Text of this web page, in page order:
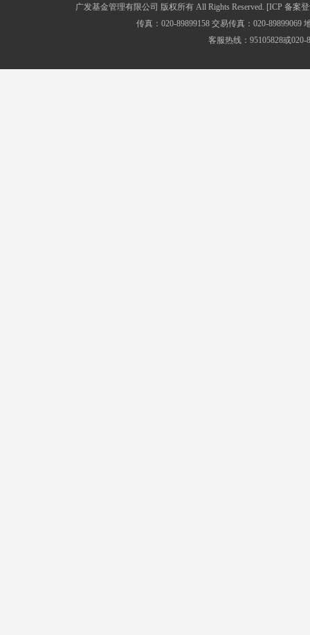
广发基金管理有限公司 版权所有 All Rights Reserved. [ICP 备案
传真：020-89899158 交易传真：020-
客服热线：95105828或020-